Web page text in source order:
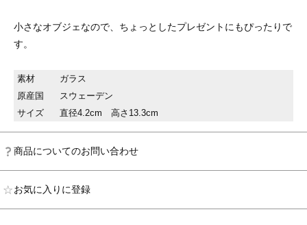
小さなオブジェなので、ちょっとしたプレゼントにもぴったりで
す。
素材
ガラス
原産国
スウェーデン
サイズ
直径4.2cm 高さ13.3cm
商品についてのお問い合わせ
お気に入りに登録